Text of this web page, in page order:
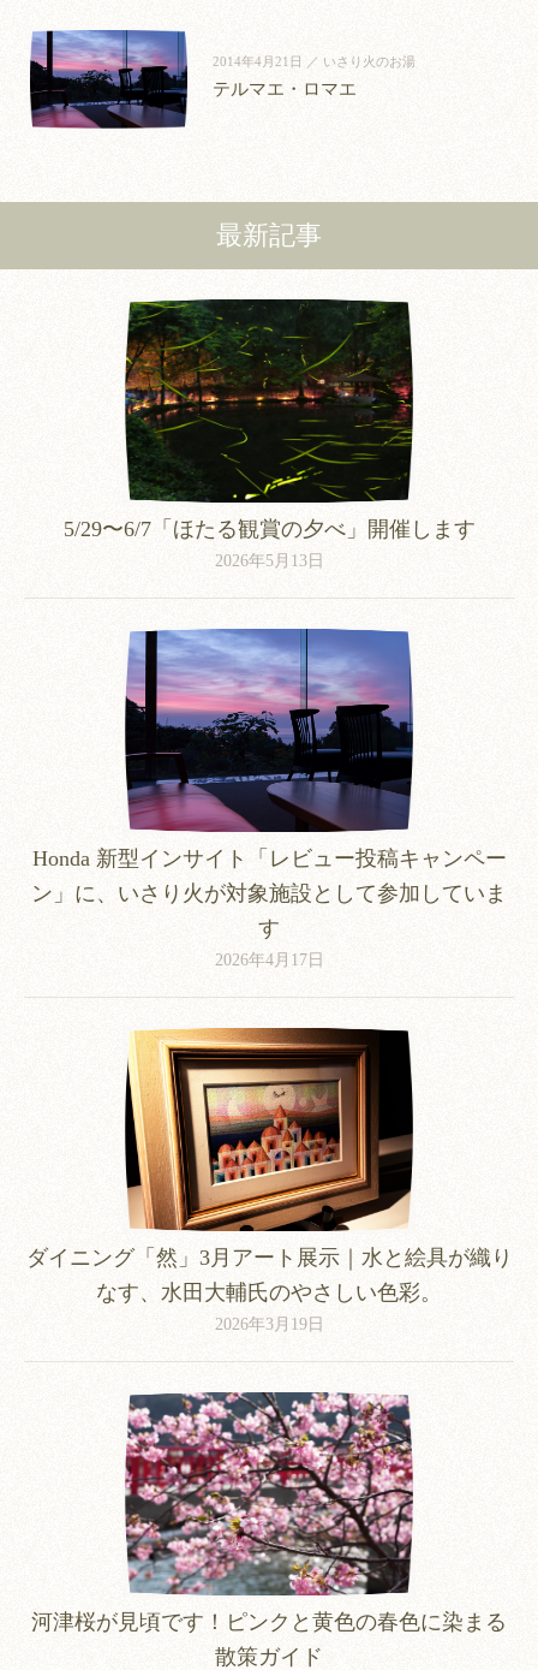
テルマエ・ロマエ
2014年4月21日 ／ いさり火のお湯
最新記事
5/29〜6/7「ほたる観賞の夕べ」開催します
2026年5月13日
Honda 新型インサイト「レビュー投稿キャンペー
ン」に、いさり火が対象施設として参加していま
す
2026年4月17日
ダイニング「然」3月アート展示｜水と絵具が織り
なす、水田大輔氏のやさしい色彩。
2026年3月19日
河津桜が見頃です！ピンクと黄色の春色に染まる
散策ガイド